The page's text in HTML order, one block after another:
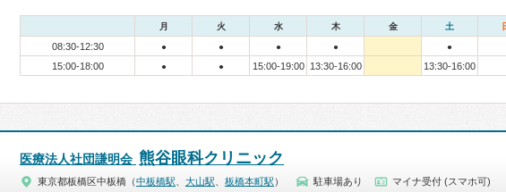
月 火 水 木 金 土
08:30-12:30 ● ● ● ● ●
15:00-18:00 ● ● 15:00-19:00 13:30-16:00 13:30-16:00
医療法人社団謙明会 熊谷眼科クリニック
東京都板橋区中板橋（中板橋駅 大山駅 板橋本町駅 ） 駐車場あり マイナ受付 (スマホ可)